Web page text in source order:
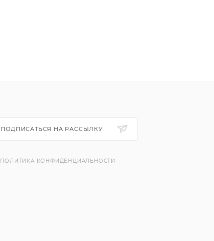
ПОДПИСАТЬСЯ НА РАССЫЛКУ
ПОЛИТИКА КОНФИДЕНЦИАЛЬНОСТИ